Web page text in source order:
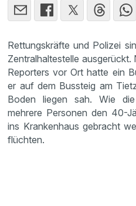
Rettungskräfte und Polizei
Zentralhaltestelle
Reporters vor Ort hatte ein
er auf dem Bussteig am
Boden liegen sah. Wie
mehrere Personen den 40-
ins Krankenhaus gebracht
flüchten.